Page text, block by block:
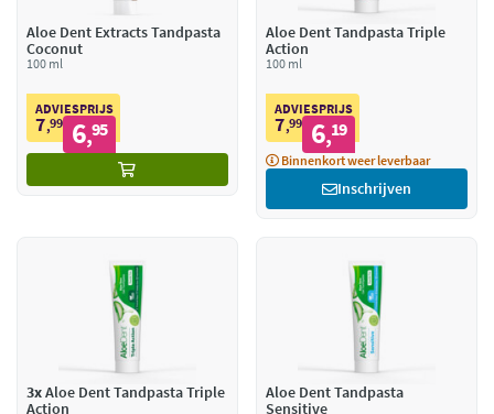
Aloe Dent Extracts Tandpasta
Coconut
100 ml
ADVIESPRIJS
7,99 6,95
Aloe Dent Tandpasta Triple
Action
100 ml
ADVIESPRIJS
7,99 6,19
Binnenkort weer leverbaar
Inschrijven
3xAloe Dent Tandpasta Triple
Action
Aloe Dent Tandpasta
Sensitive